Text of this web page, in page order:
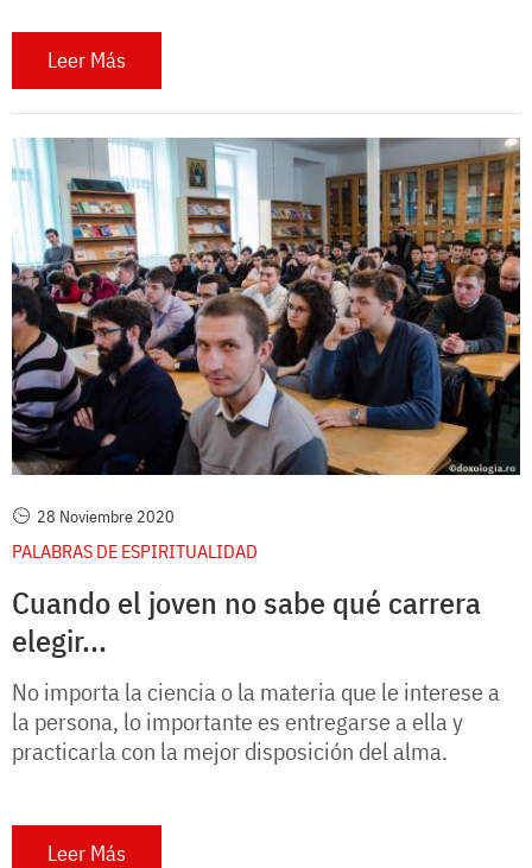
Leer Más
28 Noviembre 2020
PALABRAS DE ESPIRITUALIDAD
Cuando el joven no sabe qué carrera
elegir...
No importa la ciencia o la materia que le interese a
la persona, lo importante es entregarse a ella y
practicarla con la mejor disposición del alma.
Leer Más